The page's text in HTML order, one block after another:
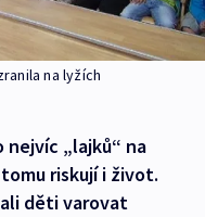
na lyžích
„lajků“ na
riskují i život.
děti varovat